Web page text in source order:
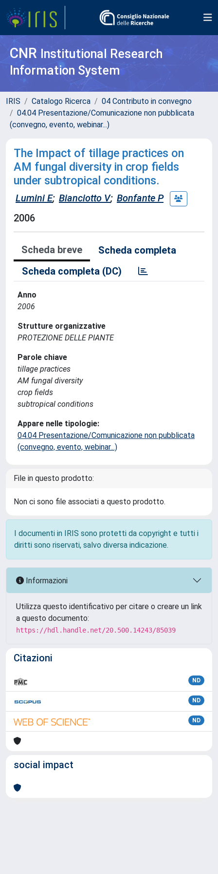
CNR Institutional Research
Information System
IRIS Catalogo Ricerca
04 Contributo in convegno
04.04 Presentazione/Comunicazione non pubblicata
(convegno, evento, webinar...)
The Impact of tillage practices on
AM fungal diversity in crop fields
under subtropical conditions.
Lumini E; Bianciotto V; Bonfante P
2006
Scheda breve
Scheda completa
Scheda completa (DC)
Anno
2006
Strutture organizzative
PROTEZIONE DELLE PIANTE
Parole chiave
tillage practices
AM fungal diversity
crop fields
subtropical conditions
Appare nelle tipologie:
04.04 Presentazione/Comunicazione non pubblicata
(convegno, evento, webinar...)
File in questo prodotto:
Non ci sono file associati a questo prodotto.
I documenti in IRIS sono protetti da copyright e tutti i
diritti sono riservati, salvo diversa indicazione.
Informazioni
Utilizza questo identificativo per citare o creare un link
a questo documento:
https://hdl.handle.net/20.500.14243/85039
Citazioni
ND
ND
ND
social impact